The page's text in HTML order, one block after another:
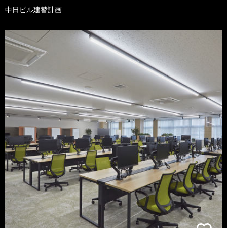
中日ビル建替計画